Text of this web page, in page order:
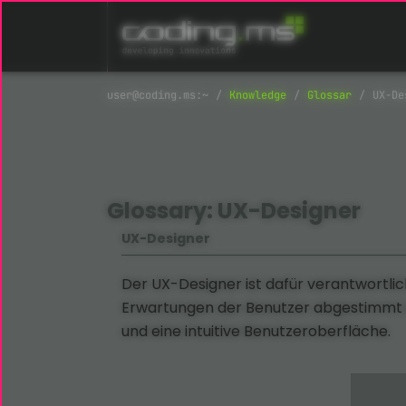
Knowledge Glossar UX-
Glossary: UX-Designer
UX-Designer
Der UX-Designer ist dafür
Erwartungen der Benutzer
und eine intuitive Benutzeroberfläche.